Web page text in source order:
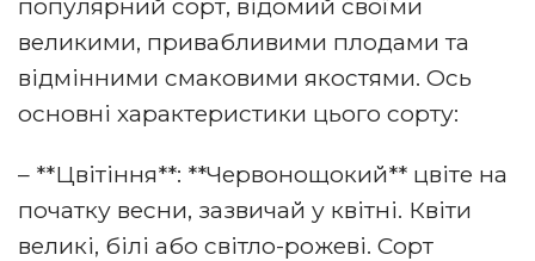
популярний сорт, відомий своїми
великими, привабливими плодами та
відмінними смаковими якостями. Ось
основні характеристики цього сорту:
– **Цвітіння**: **Червонощокий** цвіте на
початку весни, зазвичай у квітні. Квіти
великі, білі або світло-рожеві. Сорт